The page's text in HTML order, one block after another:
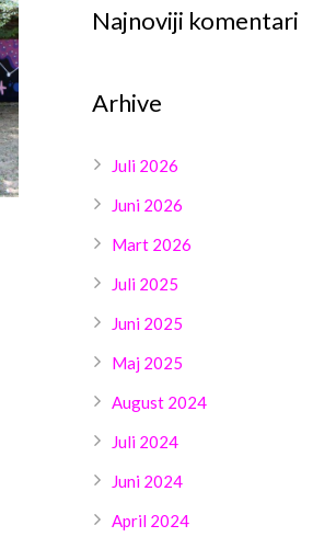
Najnoviji komentari
Arhive
Juli 2026
Juni 2026
Mart 2026
Juli 2025
Juni 2025
Maj 2025
August 2024
Juli 2024
Juni 2024
April 2024